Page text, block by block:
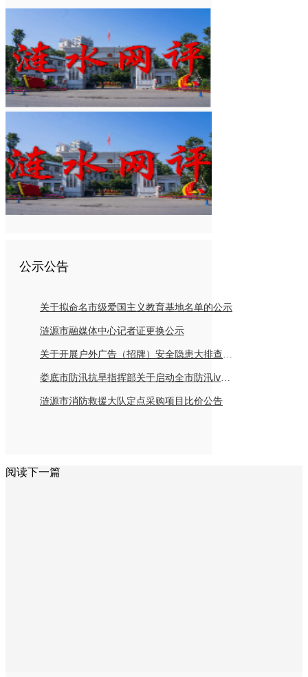
公示公告
关于拟命名市级爱国主义教育基地名单的公示
涟源市融媒体中心记者证更换公示
关于开展户外广告（招牌）安全隐患大排查倡议书
娄底市防汛抗旱指挥部关于启动全市防汛ⅳ级应急响应的紧急通知
涟源市消防救援大队定点采购项目比价公告
阅读下一篇